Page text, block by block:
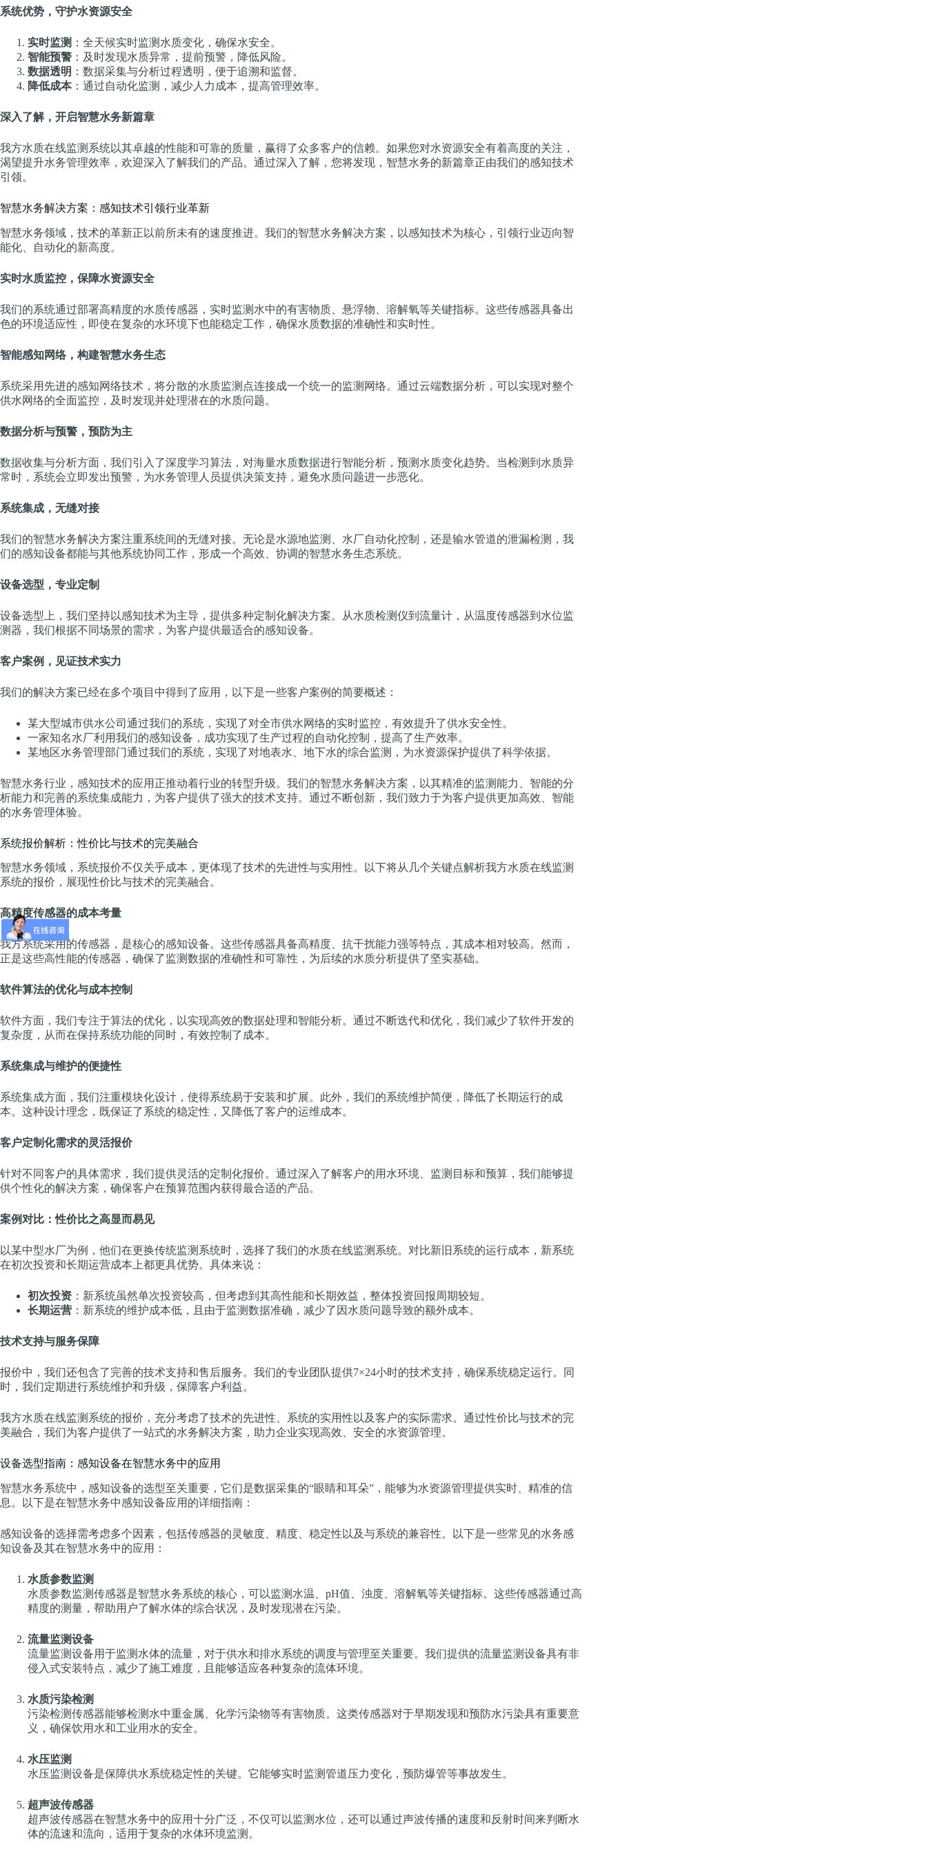
系统优势，守护水资源安全
实时监测 ：全天候实时监测水质变化，确保水安全。
智能预警 ：及时发现水质异常，提前预警，降低风险。
数据透明 ：数据采集与分析过程透明，便于追溯和监督。
降低成本：通过自动化监测，减少人力成本，提高管理效率。
深入了解，开启智慧水务新篇章
我方水质在线监测系统以其卓越的性能和可靠的质量，赢得了众多客户的信赖。如果您对水资源安全有着高度的关注，
渴望提升水务管理效率，欢迎深入了解我们的产品。通过深入了解，您将发现，智慧水务的新篇章正由我们的感知技术
引领。
智慧水务解决方案：感知技术引领行业革新
智慧水务领域，技术的革新正以前所未有的速度推进。我们的智慧水务解决方案，以感知技术为核心，引领行业迈向智
能化、自动化的新高度。
实时水质监控，保障水资源安全
我们的系统通过部署高精度的水质传感器，实时监测水中的有害物质、悬浮物、溶解氧等关键指标。这些传感器具备出
色的环境适应性，即使在复杂的水环境下也能稳定工作，确保水质数据的准确性和实时性。
智能感知网络，构建智慧水务生态
系统采用先进的感知网络技术，将分散的水质监测点连接成一个统一的监测网络。通过云端数据分析，可以实现对整个
供水网络的全面监控，及时发现并处理潜在的水质问题。
数据分析与预警，预防为主
数据收集与分析方面，我们引入了深度学习算法，对海量水质数据进行智能分析，预测水质变化趋势。当检测到水质异
常时，系统会立即发出预警，为水务管理人员提供决策支持，避免水质问题进一步恶化。
系统集成，无缝对接
我们的智慧水务解决方案注重系统间的无缝对接。无论是水源地监测、水厂自动化控制，还是输水管道的泄漏检测，我
们的感知设备都能与其他系统协同工作，形成一个高效、协调的智慧水务生态系统。
设备选型，专业定制
设备选型上，我们坚持以感知技术为主导，提供多种定制化解决方案。从水质检测仪到流量计，从温度传感器到水位监
测器，我们根据不同场景的需求，为客户提供最适合的感知设备。
客户案例，见证技术实力
我们的解决方案已经在多个项目中得到了应用，以下是一些客户案例的简要概述：
某大型城市供水公司通过我们的系统，实现了对全市供水网络的实时监控，有效提升了供水安全性。
一家知名水厂利用我们的感知设备，成功实现了生产过程的自动化控制，提高了生产效率。
某地区水务管理部门通过我们的系统，实现了对地表水、地下水的综合监测，为水资源保护提供了科学依据。
智慧水务行业，感知技术的应用正推动着行业的转型升级。我们的智慧水务解决方案，以其精准的监测能力、智能的分
析能力和完善的系统集成能力，为客户提供了强大的技术支持。通过不断创新，我们致力于为客户提供更加高效、智能
的水务管理体验。
系统报价解析：性价比与技术的完美融合
智慧水务领域，系统报价不仅关乎成本，更体现了技术的先进性与实用性。以下将从几个关键点解析我方水质在线监测
系统的报价，展现性价比与技术的完美融合。
高精度传感器的成本考量
我方系统采用的传感器，是核心的感知设备。这些传感器具备高精度、抗干扰能力强等特点，其成本相对较高。然而，
正是这些高性能的传感器，确保了监测数据的准确性和可靠性，为后续的水质分析提供了坚实基础。
软件算法的优化与成本控制
软件方面，我们专注于算法的优化，以实现高效的数据处理和智能分析。通过不断迭代和优化，我们减少了软件开发的
复杂度，从而在保持系统功能的同时，有效控制了成本。
系统集成与维护的便捷性
系统集成方面，我们注重模块化设计，使得系统易于安装和扩展。此外，我们的系统维护简便，降低了长期运行的成
本。这种设计理念，既保证了系统的稳定性，又降低了客户的运维成本。
客户定制化需求的灵活报价
针对不同客户的具体需求，我们提供灵活的定制化报价。通过深入了解客户的用水环境、监测目标和预算，我们能够提
供个性化的解决方案，确保客户在预算范围内获得最合适的产品。
案例对比：性价比之高显而易见
以某中型水厂为例，他们在更换传统监测系统时，选择了我们的水质在线监测系统。对比新旧系统的运行成本，新系统
在初次投资和长期运营成本上都更具优势。具体来说：
初次投资 ：新系统虽然单次投资较高，但考虑到其高性能和长期效益，整体投资回报周期较短。
长期运营 ：新系统的维护成本低，且由于监测数据准确，减少了因水质问题导致的额外成本。
技术支持与服务保障
报价中，我们还包含了完善的技术支持和售后服务。我们的专业团队提供7×24小时的技术支持，确保系统稳定运行。同
时，我们定期进行系统维护和升级，保障客户利益。
我方水质在线监测系统的报价，充分考虑了技术的先进性、系统的实用性以及客户的实际需求。通过性价比与技术的完
美融合，我们为客户提供了一站式的水务解决方案，助力企业实现高效、安全的水资源管理。
设备选型指南：感知设备在智慧水务中的应用
智慧水务系统中，感知设备的选型至关重要，它们是数据采集的“眼睛和耳朵”，能够为水资源管理提供实时、精准的信
息。以下是在智慧水务中感知设备应用的详细指南：
感知设备的选择需考虑多个因素，包括传感器的灵敏度、精度、稳定性以及与系统的兼容性。以下是一些常见的水务感
知设备及其在智慧水务中的应用：
水质参数监测
水质参数监测传感器是智慧水务系统的核心，可以监测水温、pH值、浊度、溶解氧等关键指标。这些传感器通过高
精度的测量，帮助用户了解水体的综合状况，及时发现潜在污染。
流量监测设备
流量监测设备用于监测水体的流量，对于供水和排水系统的调度与管理至关重要。我们提供的流量监测设备具有非
侵入式安装特点，减少了施工难度，且能够适应各种复杂的流体环境。
水质污染检测
污染检测传感器能够检测水中重金属、化学污染物等有害物质。这类传感器对于早期发现和预防水污染具有重要意
义，确保饮用水和工业用水的安全。
水压监测
水压监测设备是保障供水系统稳定性的关键。它能够实时监测管道压力变化，预防爆管等事故发生。
超声波传感器
超声波传感器在智慧水务中的应用十分广泛，不仅可以监测水位，还可以通过声波传播的速度和反射时间来判断水
体的流速和流向，适用于复杂的水体环境监测。